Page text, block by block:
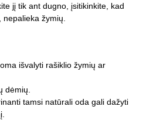
jį tik ant dugno, įsitikinkite, kad
žymių.
išvalyti rašiklio žymių ar
dėmių.
tamsi natūrali oda gali dažyti